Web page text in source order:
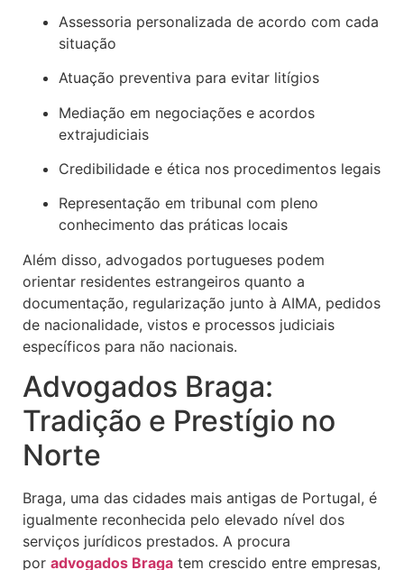
Assessoria personalizada de acordo com cada
situação
Atuação preventiva para evitar litígios
Mediação em negociações e acordos
extrajudiciais
Credibilidade e ética nos procedimentos legais
Representação em tribunal com pleno
conhecimento das práticas locais
Além disso, advogados portugueses podem
orientar residentes estrangeiros quanto a
documentação, regularização junto à AIMA, pedidos
de nacionalidade, vistos e processos judiciais
específicos para não nacionais.
Advogados Braga:
Tradição e Prestígio no
Norte
Braga, uma das cidades mais antigas de Portugal, é
igualmente reconhecida pelo elevado nível dos
serviços jurídicos prestados. A procura
por advogados Braga tem crescido entre empresas,